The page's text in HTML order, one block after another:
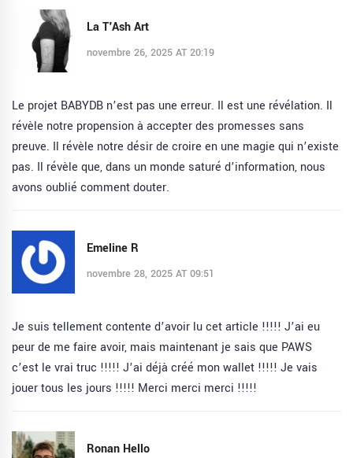
La T'Ash Art
novembre 26, 2025 AT 20:19
Le projet BABYDB n’est pas une erreur. Il est une révélation. Il
révèle notre propension à accepter des promesses sans
preuve. Il révèle notre désir de croire en une magie qui n’existe
pas. Il révèle que, dans un monde saturé d’information, nous
avons oublié comment douter.
Emeline R
novembre 28, 2025 AT 09:51
Je suis tellement contente d’avoir lu cet article !!!!! J’ai eu
peur de me faire avoir, mais maintenant je sais que PAWS
c’est le vrai truc !!!!! J’ai déjà créé mon wallet !!!!! Je vais
jouer tous les jours !!!!! Merci merci merci !!!!!
Ronan Hello